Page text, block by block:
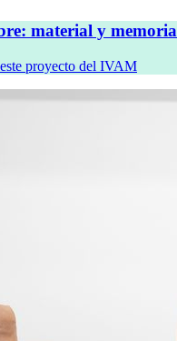
material y memoria
proyecto del IVAM